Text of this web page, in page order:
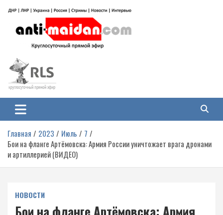
содержимому
Антимайдан: Гражданская война
на Украине
гражданской войне на Украине, включая события в Новороссии, ДНР,
ЛНР и других регионах.
Главная 2023 Июль
7
Бои на фланге Артёмовска: Армия России уничтожает врага дронами
и артиллерией (ВИДЕО)
НОВОСТИ
Бои на фланге Артёмовска: Армия